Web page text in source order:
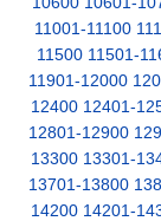
11001-11100
11500 11501-
11901-12000
12400 12401-
12801-12900
13300 13301-
13701-13800
14200 14201-